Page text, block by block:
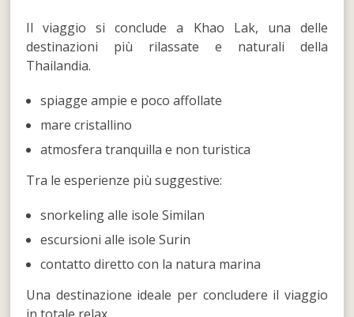
Il viaggio si conclude a Khao Lak, una delle
destinazioni più rilassate e naturali della
Thailandia.
spiagge ampie e poco affollate
mare cristallino
atmosfera tranquilla e non turistica
Tra le esperienze più suggestive:
snorkeling alle isole Similan
escursioni alle isole Surin
contatto diretto con la natura marina
Una destinazione ideale per concludere il viaggio